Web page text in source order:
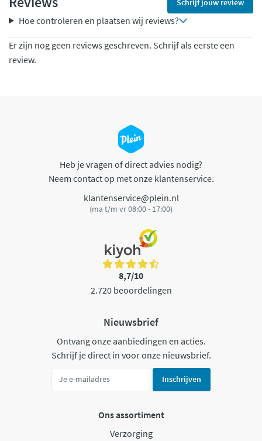
Schrijf jouw review
Hoe controleren en plaatsen wij reviews?
Er zijn nog geen reviews geschreven. Schrijf als eerste een
review.
Heb je vragen of direct advies nodig?
Neem contact op met onze klantenservice.
klantenservice@plein.nl
(ma t/m vr 08:00 - 17:00)
8,7/10
2.720 beoordelingen
Nieuwsbrief
Ontvang onze aanbiedingen en acties.
Schrijf je direct in voor onze nieuwsbrief.
Inschrijven
Ons assortiment
Verzorging